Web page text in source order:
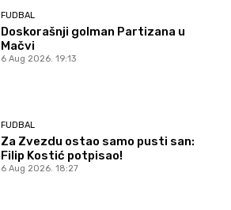
FUDBAL
Doskorašnji golman Partizana u
Mačvi
6 Aug 2026. 19:13
FUDBAL
Za Zvezdu ostao samo pusti san:
Filip Kostić potpisao!
6 Aug 2026. 18:27